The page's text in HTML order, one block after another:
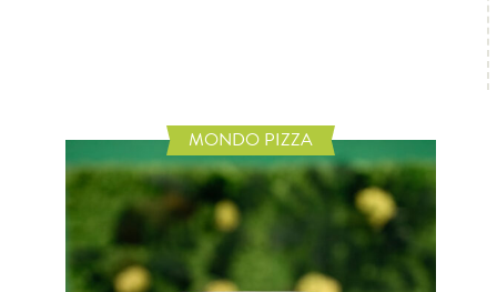
MONDO PIZZA